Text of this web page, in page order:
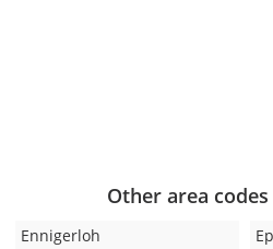
Other area
Ennigerloh